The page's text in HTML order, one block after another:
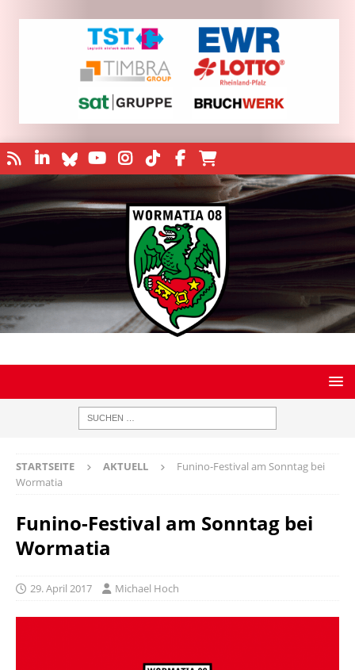
STARTSEITE AKTUELL
Funino-Festival am Sonntag bei
Wormatia
Funino-Festival am Sonntag bei
Wormatia
29. April 2017 Michael Hoch